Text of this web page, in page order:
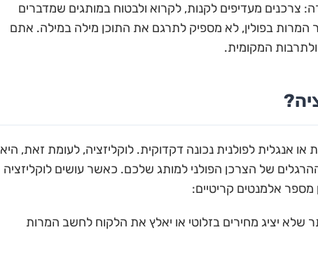
צרכנים מעדיפים לקנות, לקרוא ולבטוח במותגים שמדברים
המרות בפולין, לא מספיק לתרגם את התוכן מילה במילה. אתם
המקומית.
אנגלית לפולנית נכונה דקדוקית. לוקליזציה, לעומת זאת, היא
של הצרכן הפולני למותג שלכם. כאשר עושים לוקליזציה
אלמנטים קריטיים:
שלא יציג מחירים בזלוטי או יאלץ את הלקוח לחשב המרות